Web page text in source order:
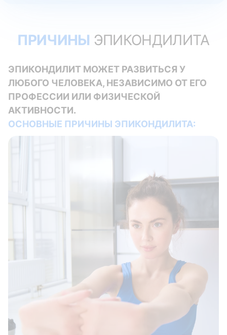
ПРИЧИНЫ ЭПИКОНДИЛИТА
ЭПИКОНДИЛИТ МОЖЕТ РАЗВИТЬСЯ У
ЛЮБОГО ЧЕЛОВЕКА, НЕЗАВИСИМО ОТ ЕГО
ПРОФЕССИИ ИЛИ ФИЗИЧЕСКОЙ
АКТИВНОСТИ.
ОСНОВНЫЕ ПРИЧИНЫ ЭПИКОНДИЛИТА: